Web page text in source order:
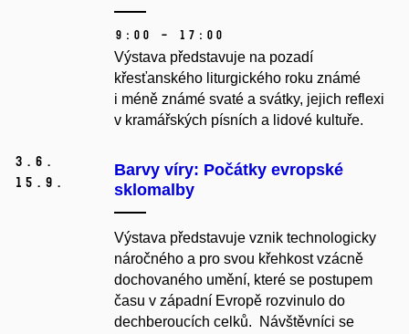
9:00 – 17:00
Výstava představuje na pozadí
křesťanského liturgického roku známé
i méně známé svaté a svátky, jejich reflexi
v kramářských písních a lidové kultuře.
3. 6.
15. 9.
Barvy víry: Počátky evropské
sklomalby
Výstava představuje vznik technologicky
náročného a pro svou křehkost vzácně
dochovaného umění, které se postupem
času v západní Evropě rozvinulo do
dechberoucích celků. Návštěvníci se